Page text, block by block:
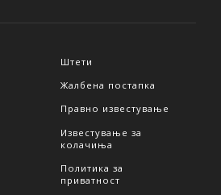
Штети
Жалбена постапка
Правно известување
Известување за
колачиња
Политика за
приватност